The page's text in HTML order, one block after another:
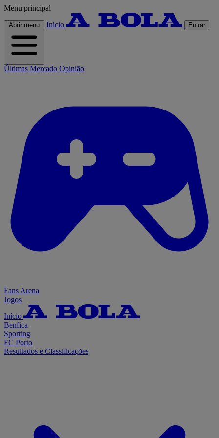
Menu principal
Abrir menu Início Entrar
Últimas Mercado Opinião
Fans Arena
Jogos
Início
Benfica
Sporting
FC Porto
Resultados e Classificações